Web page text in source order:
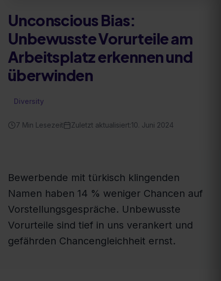
Unconscious Bias:
Unbewusste Vorurteile am
Arbeitsplatz erkennen und
überwinden
Diversity
7 Min Lesezeit Zuletzt aktualisiert:10. Juni 2024
Bewerbende mit türkisch klingenden
Namen haben 14 % weniger Chancen auf
Vorstellungsgespräche. Unbewusste
Vorurteile sind tief in uns verankert und
gefährden Chancengleichheit ernst.